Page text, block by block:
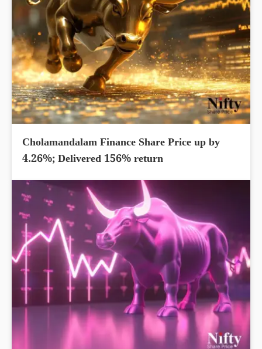
Cholamandalam Finance Share Price up by
4.26%; Delivered 156% return